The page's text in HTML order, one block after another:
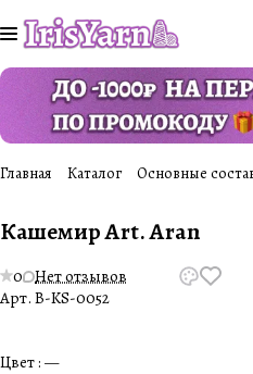
Главная Каталог Основные
Кашемир Art. Aran
0 Нет отзывов
Арт. B-KS-0052
Цвет : —